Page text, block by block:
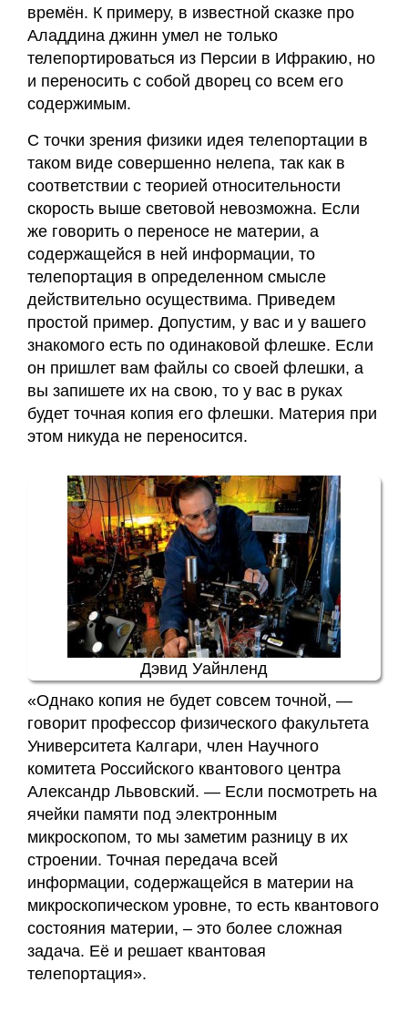
Контакты
Отзывы
Дневник
кинезиолога
Секреты
здоровья
О
проекте
Карта
сайта
времён. К примеру, в известной сказке про
Аладдина джинн умел не только
телепортироваться из Персии в Ифракию, но
и переносить с собой дворец со всем его
содержимым.
С точки зрения физики идея телепортации в
таком виде совершенно нелепа, так как в
соответствии с теорией относительности
скорость выше световой невозможна. Если
же говорить о переносе не материи, а
содержащейся в ней информации, то
телепортация в определенном смысле
действительно осуществима. Приведем
простой пример. Допустим, у вас и у вашего
знакомого есть по одинаковой флешке. Если
он пришлет вам файлы со своей флешки, а
вы запишете их на свою, то у вас в руках
будет точная копия его флешки. Материя при
этом никуда не переносится.
Дэвид Уайнленд
«Однако копия не будет совсем точной, —
говорит профессор физического факультета
Университета Калгари, член Научного
комитета Российского квантового центра
Александр Львовский. — Если посмотреть на
ячейки памяти под электронным
микроскопом, то мы заметим разницу в их
строении. Точная передача всей
информации, содержащейся в материи на
микроскопическом уровне, то есть квантового
состояния материи, – это более сложная
задача. Её и решает квантовая
телепортация».